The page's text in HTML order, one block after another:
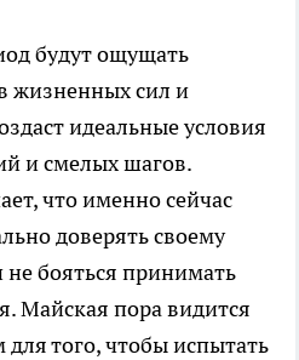
будут ощущать
жизненных сил и
идеальные условия
и смелых шагов.
что именно сейчас
доверять своему
не бояться принимать
Майская пора видится
того, чтобы испытать